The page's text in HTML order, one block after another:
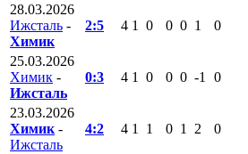
28.03.2026
Ижсталь -
Химик
2:5 4 1 0 0 0 1 0
25.03.2026
Химик -
Ижсталь
0:3 4 1 0 0 0 -1 0
23.03.2026
Химик -
Ижсталь
4:2 4 1 1 0 1 2 0